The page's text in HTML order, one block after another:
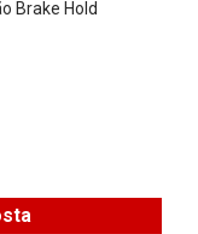
Brake Hold